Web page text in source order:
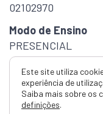
02102970
Modo de Ensino
PRESENCIAL
ECTS
3.0
Duração
Este site utiliza
experiência de
Saiba mais sobre os
definições.